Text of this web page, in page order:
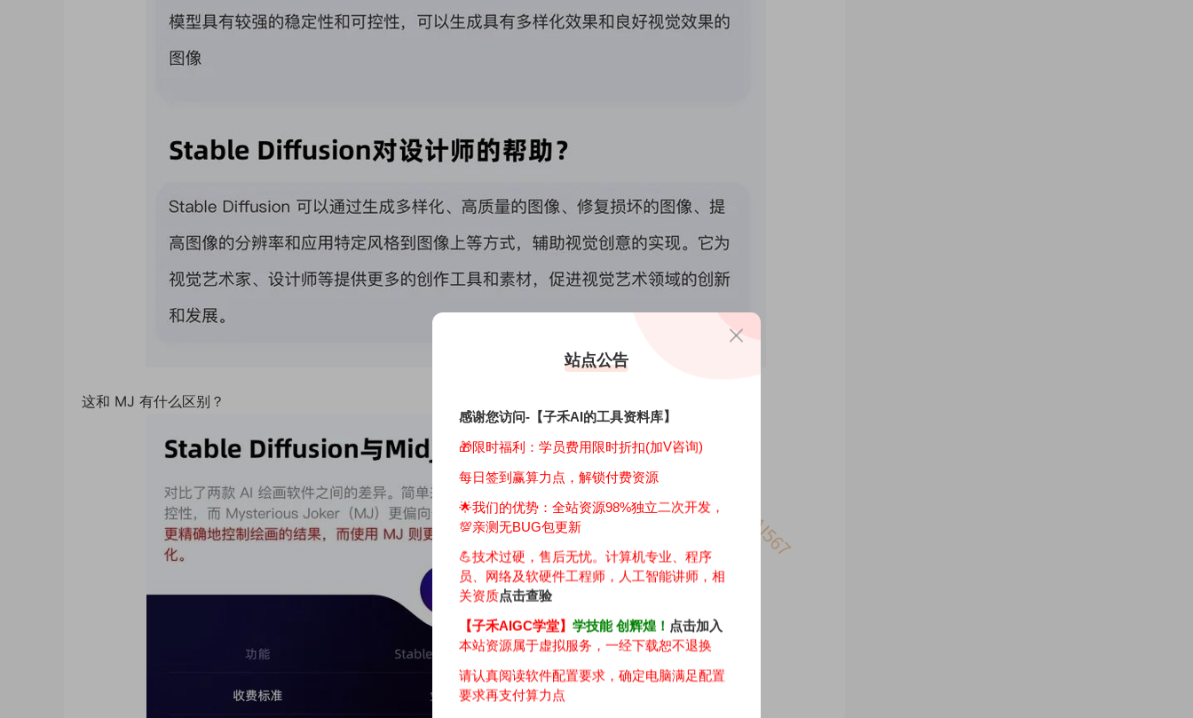
这和 MJ 有什么区别？
站点公告
感谢您访问-【子禾AI的工具资料库】
🎁限时福利：学员费用限时折扣(加V咨询)
每日签到赢算力点，解锁付费资源
🌟我们的优势： 全站资源98%独立二次开发，
💯亲测无BUG包更新
💪技术过硬，售后无忧。计算机专业、程序
员、网络及软硬件工程师，人工智能讲师，相
关资质点击查验
【子禾AIGC学堂】 学技能 创辉煌！ 点击加入
本站资源属于虚拟服务，一经下载恕不退换
请认真阅读软件配置要求，确定电脑满足配置
要求再支付算力点